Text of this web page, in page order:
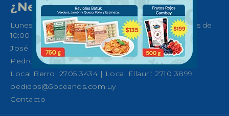
¿Necesitas ayuda?
Lunes a Sábados de 08:30 a 21:00 horas y Domingos de
10:00 a 14:00
José Ellauri 558, Montevideo
Pedro Fco. Berro 1039, Montevideo
Local Berro: 2705 3434 | Local Ellauri: 2710 3899
pedidos@5oceanos.com.uy
Contacto